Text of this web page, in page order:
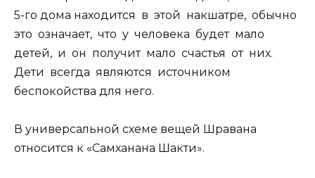
5-го дома находится в этой накшатре, обычно
это означает, что у человека будет мало
детей, и он получит мало счастья от них.
Дети всегда являются источником
беспокойства для него.
В универсальной схеме вещей Шравана
относится к «Самханана Шакти».